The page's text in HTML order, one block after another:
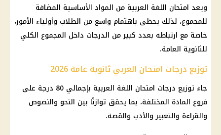
ويعد امتحان اللغة العربية من المواد الأساسية المضافة
للمجموع، لذلك يحظى باهتمام واسع من الطلاب وأولياء الأمور،
خاصة مع ارتباطه بعدد كبير من الدرجات داخل المجموع الكلي
للثانوية العامة.
توزيع درجات امتحان العربي ثانوية عامة 2026
جاء توزيع درجات امتحان اللغة العربية
بإجمالي 80 درجة على
فروع المادة المختلفة، بما يحقق توازنًا بين النحو والنصوص
والقراءة والتعبير والأدب والقصة.